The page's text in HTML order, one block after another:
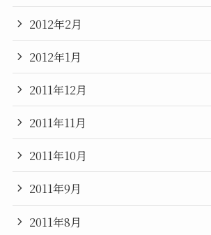
2012年2月
2012年1月
2011年12月
2011年11月
2011年10月
2011年9月
2011年8月